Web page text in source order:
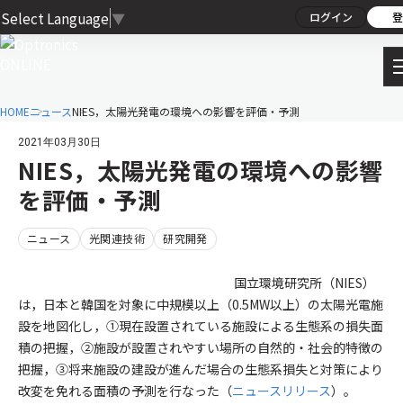
Select Language ▼ ログイン
HOMEニュースNIES，太陽光発電の環境への影響を評価・予測
2021年03月30日
NIES，太陽光発電の環境への影響
を評価・予測
ニュース 光関連技術 研究開発
国立環境研究所（NIES）
は，日本と韓国を対象に中規模以上（0.5MW以上）の太陽光電施
設を地図化し，①現在設置されている施設による生態系の損失面
積の把握，②施設が設置されやすい場所の自然的・社会的特徴の
把握，③将来施設の建設が進んだ場合の生態系損失と対策により
改変を免れる面積の予測を行なった（ニュースリリース）。